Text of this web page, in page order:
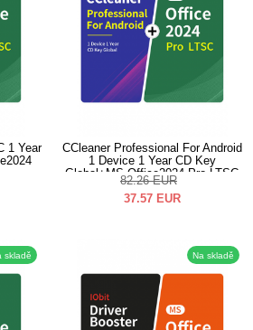
1 Year
CCleaner Professional For Android
1 Device 1 Year CD Key
Global+MS Office2024 Pro LTSC
Pack
82.26 EUR
37.57 EUR
skladě Na skladě